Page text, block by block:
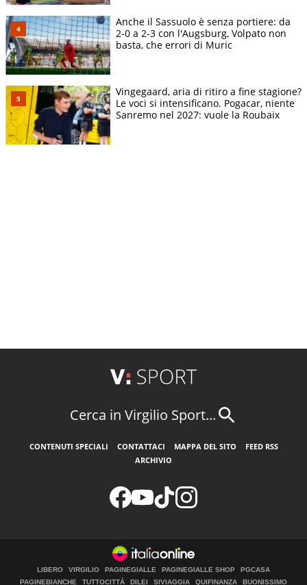
Anche il Sassuolo è senza portiere: da
2-0 a 2-3 con l'Augsburg, Volpato non
basta, che errori di Muric
Vingegaard, aria di ritiro a fine stagione?
Le voci si intensificano. Pogacar, niente
Sanremo nel 2027: vuole la Roubaix
Cerca in Virgilio Sport...
CONTENUTI SPECIALI CONTATTACI MAPPA DEL SITO
FEED RSS
ARCHIVIO
LIBERO VIRGILIO PAGINEGIALLE PAGINEGIALLE SHOP
PGCASA
PAGINEBIANCHE
TUTTOCITTÀ DILEI SIVIAGGIA QUIFINANZA BUONISSIMO